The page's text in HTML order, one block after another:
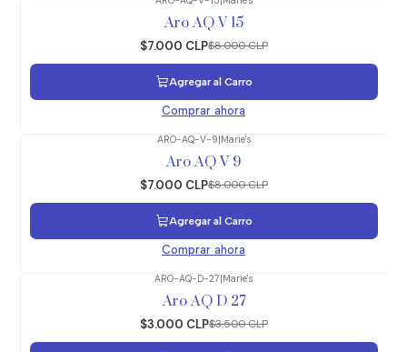
Aro AQ V 15
$7.000 CLP$8.000 CLP
Agregar al Carro
Comprar ahora
ARO-AQ-V-9 Marie's
Aro AQ V 9
$7.000 CLP$8.000 CLP
Agregar al Carro
Comprar ahora
ARO-AQ-D-27 Marie's
Aro AQ D 27
$3.000 CLP$3.500 CLP